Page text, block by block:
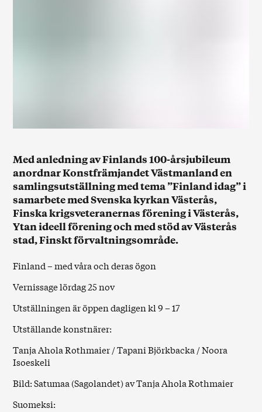
Med anledning av Finlands 100-årsjubileum
anordnar Konstfrämjandet Västmanland en
samlingsutställning med tema ”Finland idag” i
samarbete med Svenska kyrkan Västerås,
Finska krigsveteranernas förening i Västerås,
Ytan ideell förening och med stöd av Västerås
stad, Finskt förvaltningsområde.
Finland – med våra och deras ögon
Vernissage lördag 25 nov
Utställningen är öppen dagligen kl 9 – 17
Utställande konstnärer:
Tanja Ahola Rothmaier / Tapani Björkbacka / Noora
Isoeskeli
Bild: Satumaa (Sagolandet) av Tanja Ahola Rothmaier
Suomeksi: